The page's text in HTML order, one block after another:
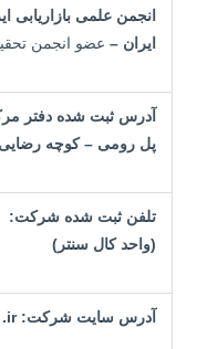
انجمن علمی
ایران – عضو انجمن
آدرس ثبت شده دفتر
پل رومی –کوچه رضایی
(واحد کال سنتر)
آدرس سایت شرکت:
.ir